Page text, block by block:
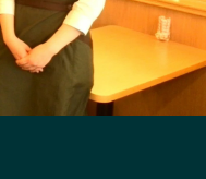
エリア
エリア
リア